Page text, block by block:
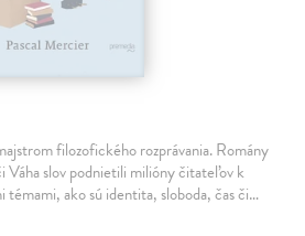
filozofického rozprávania. Romány
Váha slov podnietili milióny čitateľov k
témami, ako sú identita, sloboda, čas či…